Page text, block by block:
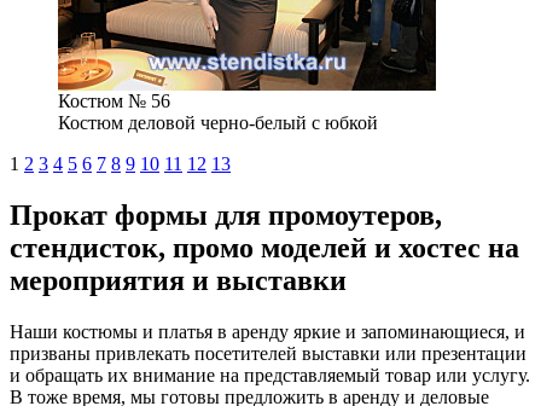
Костюм № 56
Костюм деловой черно-белый с юбкой
1 2 3 4 5 6 7 8 9 10 11 12 13
Прокат формы для промоутеров,
стендисток, промо моделей и хостес на
мероприятия и выставки
Наши костюмы и платья в аренду яркие и запоминающиеся, и
призваны привлекать посетителей выставки или презентации
и обращать их внимание на представляемый товар или услугу.
В тоже время, мы готовы предложить в аренду и деловые